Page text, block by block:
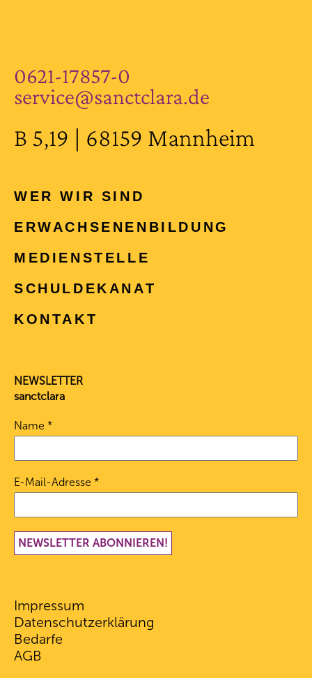
0621-17857-0
service@sanctclara.de
B 5,19 | 68159 Mannheim
WER WIR SIND
ERWACHSENEN­BILDUNG
MEDIENSTELLE
SCHULDEKANAT
KONTAKT
NEWSLETTER
sanctclara
Name *
E-Mail-Adresse *
Impressum
Datenschutz­erklärung
Bedarfe
AGB